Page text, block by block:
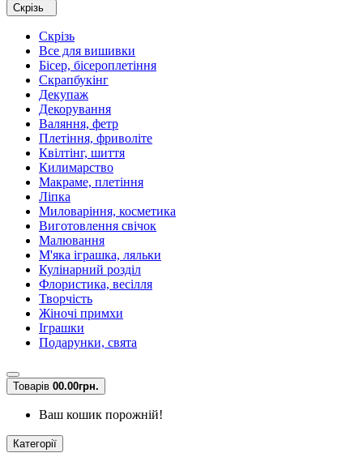
Скрізь
Скрізь
Все для вишивки
Бісер, бісероплетіння
Скрапбукінг
Декупаж
Декорування
Валяння, фетр
Плетіння, фриволіте
Квілтінг, шиття
Килимарство
Макраме, плетіння
Ліпка
Миловаріння, косметика
Виготовлення свічок
Малювання
М'яка іграшка, ляльки
Кулінарний розділ
Флористика, весілля
Творчість
Жіночі примхи
Іграшки
Подарунки, свята
Товарів 00.00грн.
Ваш кошик порожній!
Категорії